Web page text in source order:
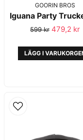
GOORIN BROS
599 kr 479,2 kr
LÄGG I